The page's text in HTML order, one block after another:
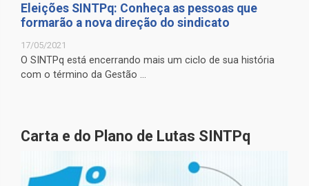
Eleições SINTPq: Conheça as pessoas que
formarão a nova direção do sindicato
17/05/2021
O SINTPq está encerrando mais um ciclo de sua história
com o término da Gestão ...
Carta e do Plano de Lutas SINTPq